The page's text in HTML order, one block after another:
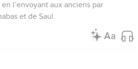
en l’envoyant aux anciens par
et de Saul.